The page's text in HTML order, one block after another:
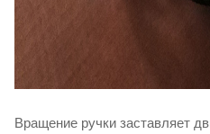
Вращение ручки заставляет